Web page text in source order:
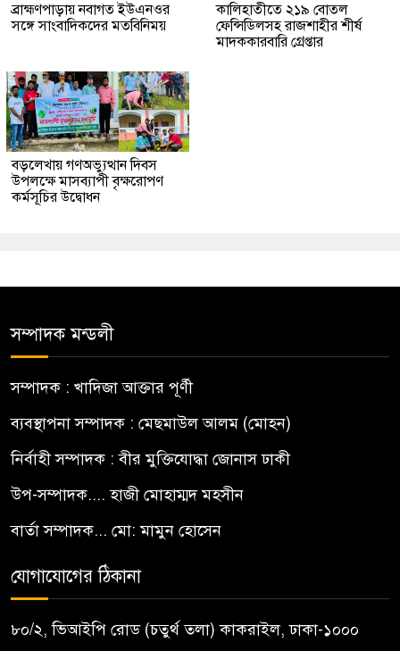
ব্রাহ্মণপাড়ায় নবাগত ইউএনওর
সঙ্গে সাংবাদিকদের মতবিনিময়
কালিহাতীতে ২১৯ বোতল
ফেন্সিডিলসহ রাজশাহীর শীর্ষ
মাদককারবারি গ্রেপ্তার
বড়লেখায় গণঅভ্যুত্থান দিবস
উপলক্ষে মাসব্যাপী বৃক্ষরোপণ
কর্মসূচির উদ্বোধন
সম্পাদক মন্ডলী
সম্পাদক : খাদিজা আক্তার পূর্ণী
ব্যবস্থাপনা সম্পাদক : মেছমাউল আলম (মোহন)
নির্বাহী সম্পাদক : বীর মুক্তিযোদ্ধা জোনাস ঢাকী
উপ-সম্পাদক.... হাজী মোহাম্মদ মহসীন
বার্তা সম্পাদক... মো: মামুন হোসেন
যোগাযোগের ঠিকানা
৮০/২, ভিআইপি রোড (চতুর্থ তলা) কাকরাইল, ঢাকা-১০০০